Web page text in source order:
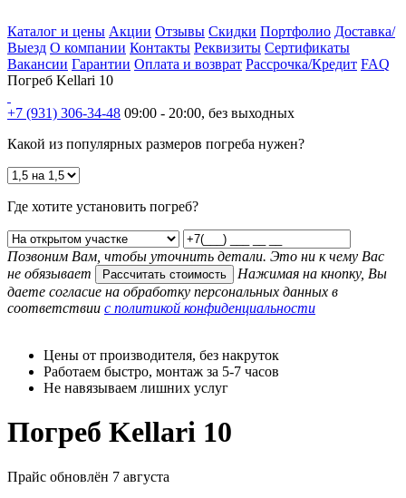
Каталог и цены Акции Отзывы Скидки Портфолио Доставка/
Выезд О компании Контакты Реквизиты Сертификаты
Вакансии Гарантии Оплата и возврат Рассрочка/Кредит FAQ
Погреб Kellari 10
+7 (931) 306-34-48 09:00 - 20:00, без выходных
Какой из популярных размеров погреба нужен?
Где хотите установить погреб?
Позвоним Вам, чтобы уточнить детали. Это ни к чему Вас
не обязывает
Рассчитать стоимость
Нажимая на кнопку, Вы
даете согласие на обработку персональных данных в
соответствии с политикой конфиденциальности
Цены от производителя, без накруток
Работаем быстро, монтаж за 5-7 часов
Не навязываем лишних услуг
Погреб Kellari 10
Прайс обновлён 7 августа